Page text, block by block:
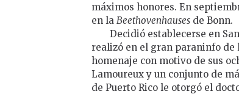
máximos honores. En
en la Beethovenhauses de Bonn.
Decidió establecerse en
realizó en el gran paraninfo de
homenaje con motivo de sus
Lamoureux y un conjunto de
de Puerto Rico le otorgó el